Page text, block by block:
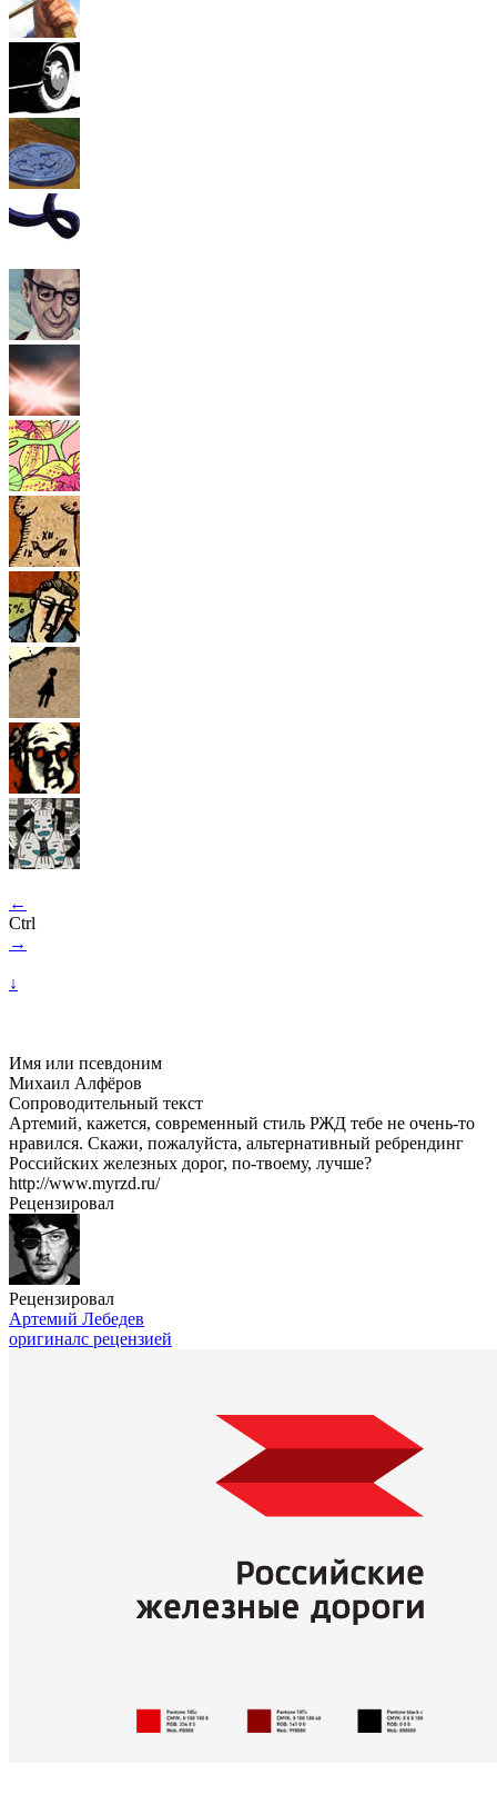
←
Ctrl
→
↓
Имя или псевдоним
Михаил Алфёров
Сопроводительный текст
Артемий, кажется, современный стиль РЖД тебе не очень-то
нравился. Скажи, пожалуйста, альтернативный ребрендинг
Российских железных дорог, по-твоему, лучше?
http://www.myrzd.ru/
Рецензировал
Рецензировал
Артемий Лебедев
оригиналс рецензией